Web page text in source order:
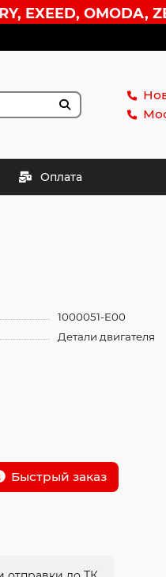
EXEED,
Оплата
1000051-E00
Детали двигателя
Быстрый заказ